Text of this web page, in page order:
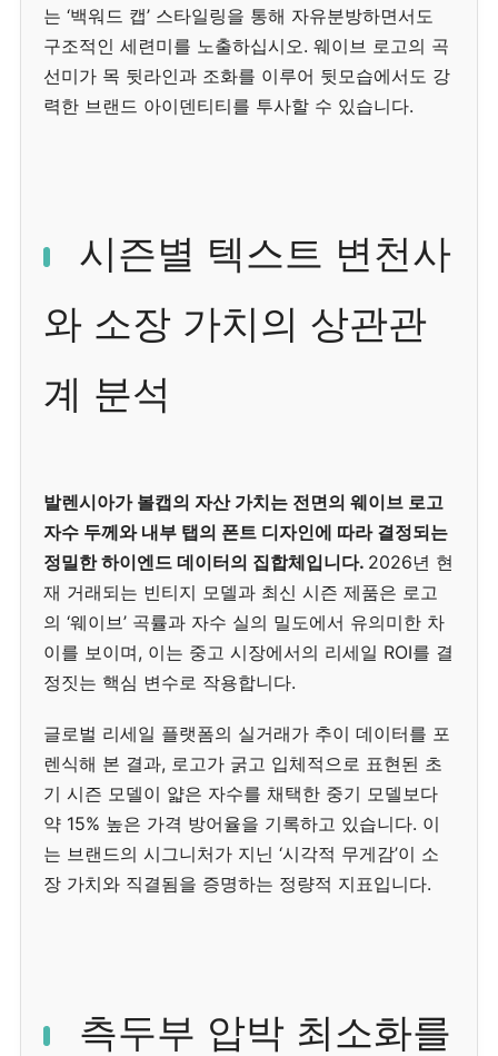
는 ‘백워드 캡’ 스타일링을 통해 자유분방하면서도
구조적인 세련미를 노출하십시오. 웨이브 로고의 곡
선미가 목 뒷라인과 조화를 이루어 뒷모습에서도 강
력한 브랜드 아이덴티티를 투사할 수 있습니다.
시즌별 텍스트 변천사
와 소장 가치의 상관관
계 분석
발렌시아가 볼캡의 자산 가치는 전면의 웨이브 로고
자수 두께와 내부 탭의 폰트 디자인에 따라 결정되는
정밀한 하이엔드 데이터의 집합체입니다. 2026년 현
재 거래되는 빈티지 모델과 최신 시즌 제품은 로고
의 ‘웨이브’ 곡률과 자수 실의 밀도에서 유의미한 차
이를 보이며, 이는 중고 시장에서의 리세일 ROI를 결
정짓는 핵심 변수로 작용합니다.
글로벌 리세일 플랫폼의 실거래가 추이 데이터를 포
렌식해 본 결과, 로고가 굵고 입체적으로 표현된 초
기 시즌 모델이 얇은 자수를 채택한 중기 모델보다
약 15% 높은 가격 방어율을 기록하고 있습니다. 이
는 브랜드의 시그니처가 지닌 ‘시각적 무게감’이 소
장 가치와 직결됨을 증명하는 정량적 지표입니다.
측두부 압박 최소화를